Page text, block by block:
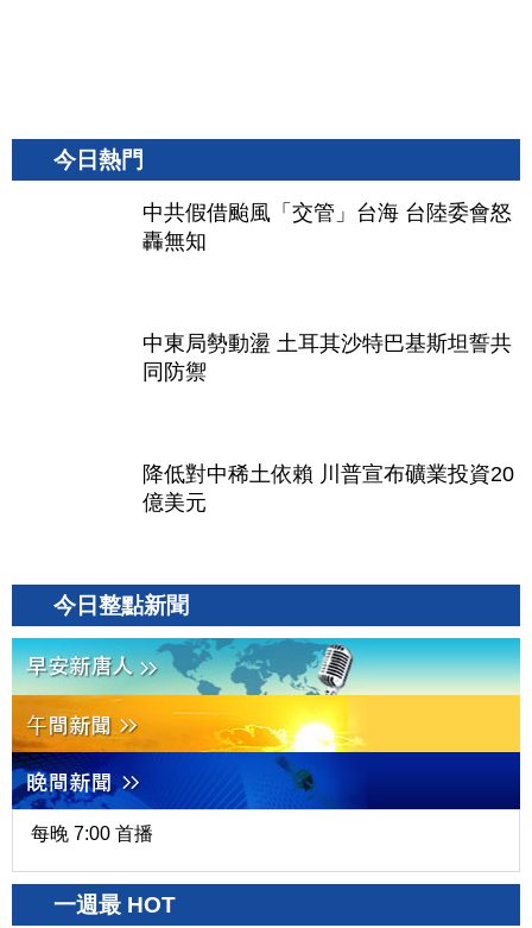
今日熱門
中共假借颱風「交管」台海 台陸委會怒
轟無知
中東局勢動盪 土耳其沙特巴基斯坦誓共
同防禦
降低對中稀土依賴 川普宣布礦業投資20
億美元
今日整點新聞
每晚 7:00 首播
一週最 HOT